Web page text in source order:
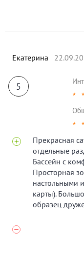
Екатерина
5
★ ★
★ ★
Прекрасная
отдельные
Бассейн с
Просторная
настольными
карты).
образец